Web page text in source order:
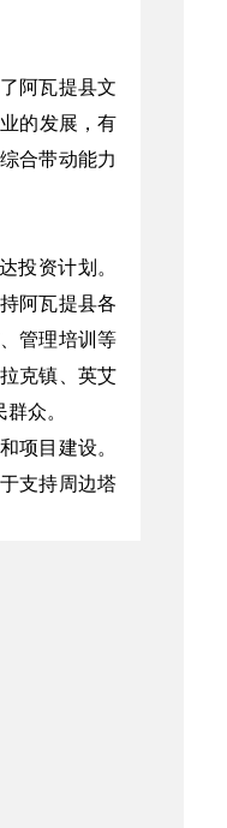
阿瓦提县文
的发展，有
合带动能力
投资计划。
阿瓦提县各
管理培训等
克镇、英艾
众。
项目建设。
支持周边塔